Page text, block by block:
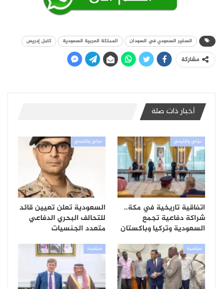
السفير السعودي في السودان المملكة العربية السعودية كامل إدريس
مشاركة
أخبار ذات صلة
دولي واقليمي
اتفاقية تاريخية في مكة..
شراكة دفاعية تجمع
السعودية وتركيا وباكستان
دولي واقليمي
السعودية تعلن تعيين قائد
للتحالف البحري الدفاعي
متعدد الجنسيات
سياسية سياسية